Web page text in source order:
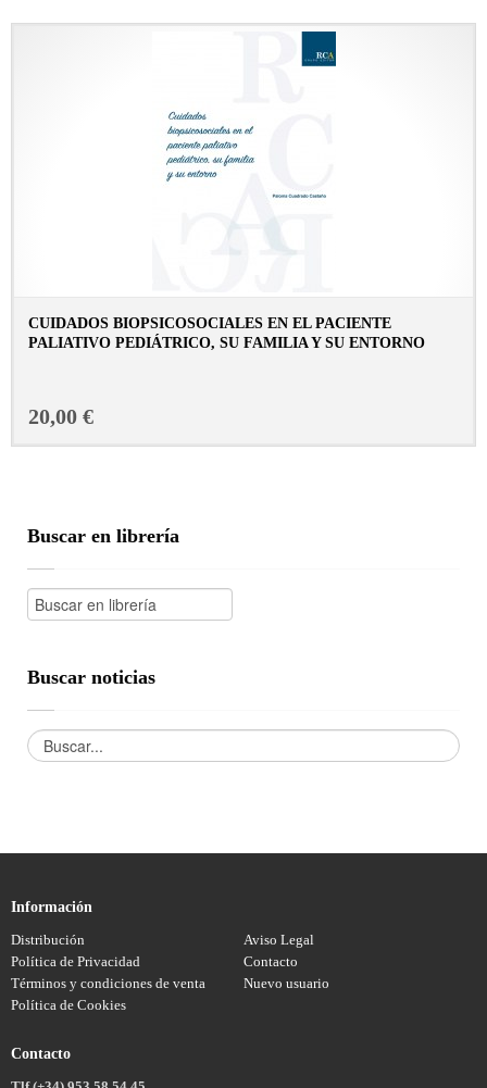
CUIDADOS BIOPSICOSOCIALES EN EL PACIENTE
PALIATIVO PEDIÁTRICO, SU FAMILIA Y SU ENTORNO
20,00 €
Buscar en librería
Buscar noticias
Información
Distribución
Aviso Legal
Política de Privacidad
Contacto
Términos y condiciones de venta
Nuevo usuario
Política de Cookies
Contacto